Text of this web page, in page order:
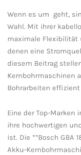
Wenn⁣ es um ⁣ geht,
Wahl. Mit ihrer
maximale⁢ Flexibilität⁤
‌denen eine‍
⁤diesem Beitrag
Kernbohrmaschinen
Bohrarbeiten⁤
Eine der Top-Marken‌
ihre⁢ hochwertigen
ist. Die **Bosch‌ GBA‌
⁢Akku-